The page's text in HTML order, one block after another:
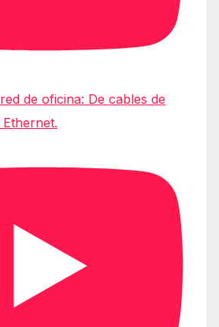
de oficina: De cables de